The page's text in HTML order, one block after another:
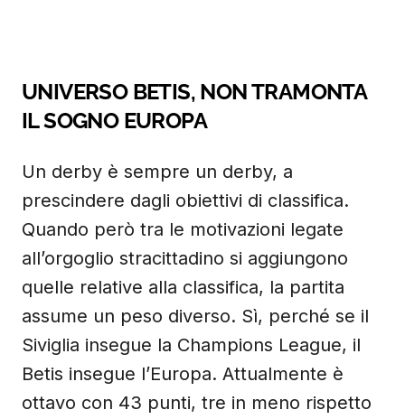
UNIVERSO BETIS, NON TRAMONTA
IL SOGNO EUROPA
Un derby è sempre un derby, a
prescindere dagli obiettivi di classifica.
Quando però tra le motivazioni legate
all’orgoglio stracittadino si aggiungono
quelle relative alla classifica, la partita
assume un peso diverso. Sì, perché se il
Siviglia insegue la Champions League, il
Betis insegue l’Europa. Attualmente è
ottavo con 43 punti, tre in meno rispetto